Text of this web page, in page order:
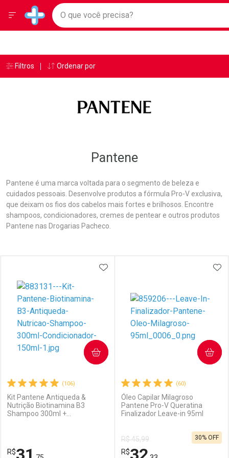
Drogarias Pacheco
Baixe nosso APP e aproveite Ofertas Exclusivas!
Ir direto para a home
pela página
Ir direto para o conteúdo
Ir direto para a busca
Ir direto para a ajuda
Ir direto para a notificações
Faça a sua busca
O que você precisa?
Menu
Breadcrumb
Drogarias Pacheco Pantene
Pantene
Pantene é uma marca voltada para o segmento de beleza e
cuidados pessoais. Desenvolve produtos a fórmula Pro-V exclusiva,
que deixam os fios dos cabelos mais fortes e brilhosos. Encontre
shampoos, condicionadores, cremes de pentear e outros produtos
Pantene nas Drogarias Pacheco.
(106)
Kit Pantene Antiqueda &
Nutrição Biotinamina B3
Shampoo 300ml +
R$
ADICIONAR AOS FAVORITOS
COMPRAR
(60)
Óleo Capilar Milagroso
Pantene Pro-V Queratina
Finalizador Leave-in 95ml
R$ 45,99
R$
30% OFF
COMPRAR
Âncoras
Filtros Ordenar por